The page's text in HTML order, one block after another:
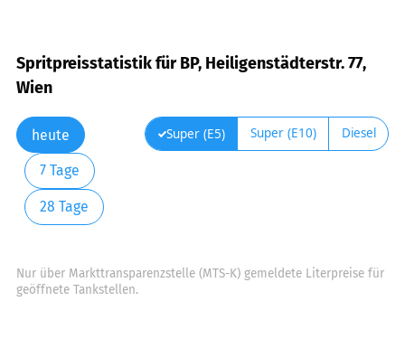
Spritpreisstatistik für BP, Heiligenstädterstr. 77,
Wien
heute
7 Tage
28 Tage
Super (E5) Super (E10) Diesel
Nur über Markttransparenzstelle (MTS-K) gemeldete Literpreise für
geöffnete Tankstellen.